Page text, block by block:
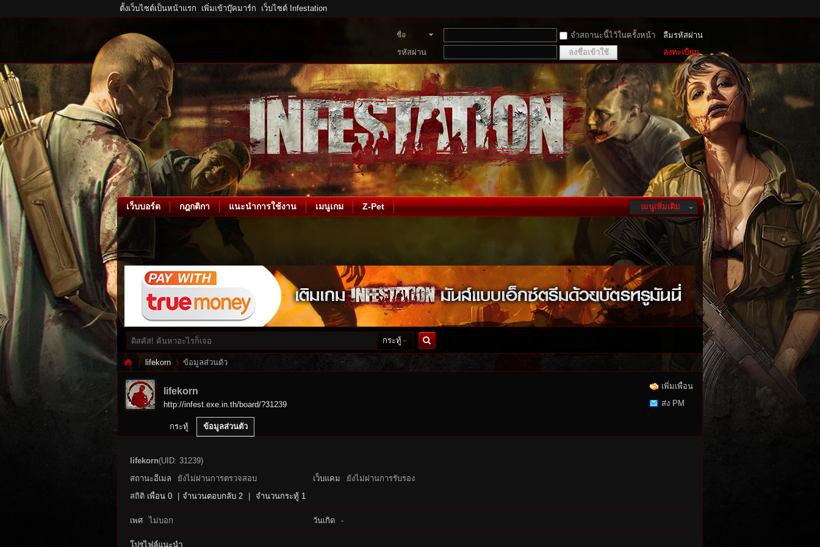
ตั้งเว็บไซต์เป็นหน้าแรก เพิ่มเข้าบุ๊คมาร์ก เว็บไซต์ Infestation
ชื่อ
สมาชิก
จำสถานะนี้ไว้ในครั้งหน้า
ลืมรหัสผ่าน
รหัสผ่าน
ลงชื่อเข้าใช้ ลงทะเบียน
เมนูเพิ่มเติม
เว็บบอร์ด กฎกติกา แนะนำการใช้งาน เมนูเกม Z-Pet
กระทู้
ค้นหา
lifekorn ข้อมูลส่วนตัว
เพิ่มเพื่อน
ส่ง PM
lifekorn
http://infest.exe.in.th/board/?31239
กระทู้ ข้อมูลส่วนตัว
lifekorn(UID: 31239)
สถานะอีเมล
ยังไม่ผ่านการตรวจสอบ เว็บแคม
ยังไม่ผ่านการรับรอง
สถิติ เพื่อน 0 จำนวนตอบกลับ 2 จำนวนกระทู้ 1
เพศ ไม่บอก วันเกิด -
โปรไฟล์แนะนำ